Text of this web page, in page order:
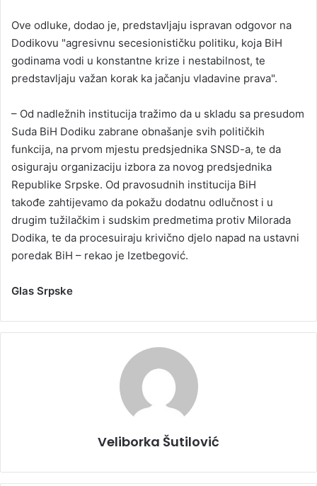
Ove odluke, dodao je, predstavljaju ispravan odgovor na
Dodikovu "agresivnu secesionističku politiku, koja BiH
godinama vodi u konstantne krize i nestabilnost, te
predstavljaju važan korak ka jačanju vladavine prava".
– Od nadležnih institucija tražimo da u skladu sa presudom
Suda BiH Dodiku zabrane obnašanje svih političkih
funkcija, na prvom mjestu predsjednika SNSD-a, te da
osiguraju organizaciju izbora za novog predsjednika
Republike Srpske. Od pravosudnih institucija BiH
takođe zahtijevamo da pokažu dodatnu odlučnost i u
drugim tužilačkim i sudskim predmetima protiv Milorada
Dodika, te da procesuiraju krivično djelo napad na ustavni
poredak BiH – rekao je Izetbegović.
Glas Srpske
Veliborka Šutilović